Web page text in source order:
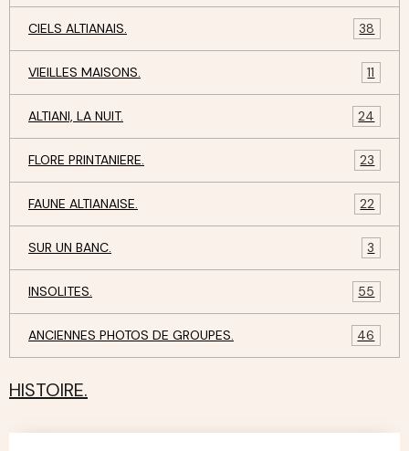
CIELS ALTIANAIS. 38
VIEILLES MAISONS. 11
ALTIANI, LA NUIT. 24
FLORE PRINTANIERE. 23
FAUNE ALTIANAISE. 22
SUR UN BANC. 3
INSOLITES. 55
ANCIENNES PHOTOS DE GROUPES. 46
HISTOIRE.